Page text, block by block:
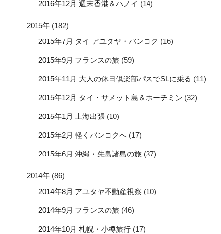
2016年12月 週末香港＆ハノイ (14)
2015年 (182)
2015年7月 タイ アユタヤ・バンコク (16)
2015年9月 フランスの旅 (59)
2015年11月 大人の休日倶楽部パスでSLに乗る (11)
2015年12月 タイ・サメット島＆ホーチミン (32)
2015年1月 上海出張 (10)
2015年2月 軽くバンコクへ (17)
2015年6月 沖縄・先島諸島の旅 (37)
2014年 (86)
2014年8月 アユタヤ不動産視察 (10)
2014年9月 フランスの旅 (46)
2014年10月 札幌・小樽旅行 (17)